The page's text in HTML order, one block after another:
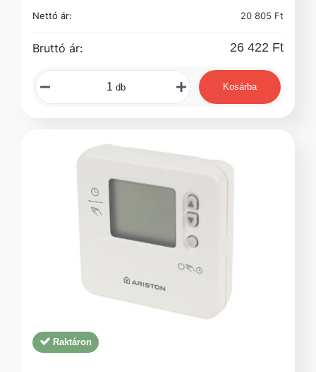
Nettó ár:
20 805 Ft
Bruttó ár: 26 422 Ft
db Kosárba
Raktáron